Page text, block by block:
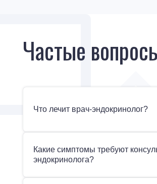
Частые
Что лечит врач-эндокринолог?
Какие симптомы требуют
эндокринолога?